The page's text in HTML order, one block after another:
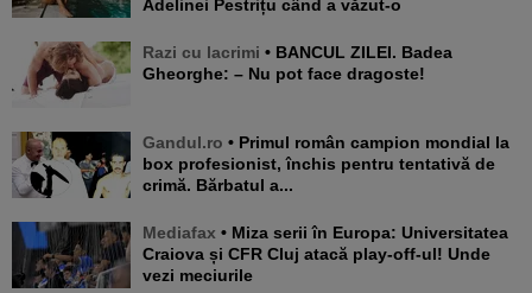
Adelinei Pestrițu când a văzut-o
Razi cu lacrimi • BANCUL ZILEI. Badea
Gheorghe: – Nu pot face dragoste!
Gandul.ro • Primul român campion mondial la
box profesionist, închis pentru tentativă de
crimă. Bărbatul a...
Mediafax • Miza serii în Europa: Universitatea
Craiova și CFR Cluj atacă play-off-ul! Unde
vezi meciurile